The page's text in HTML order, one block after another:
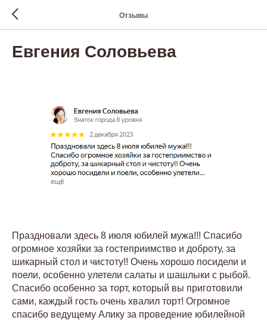
Отзывы
Евгения Соловьева
Праздновали здесь 8 июля юбилей мужа!!! Спасибо
огромное хозяйки за гостеприимство и доброту, за
шикарный стол и чистоту!! Очень хорошо посидели и
поели, особенно улетели салаты и шашлыки с рыбой.
Спасибо особенно за торт, который вы приготовили
сами, каждый гость очень хвалил торт! Огромное
спасибо ведущему Алику за проведение юбилейной